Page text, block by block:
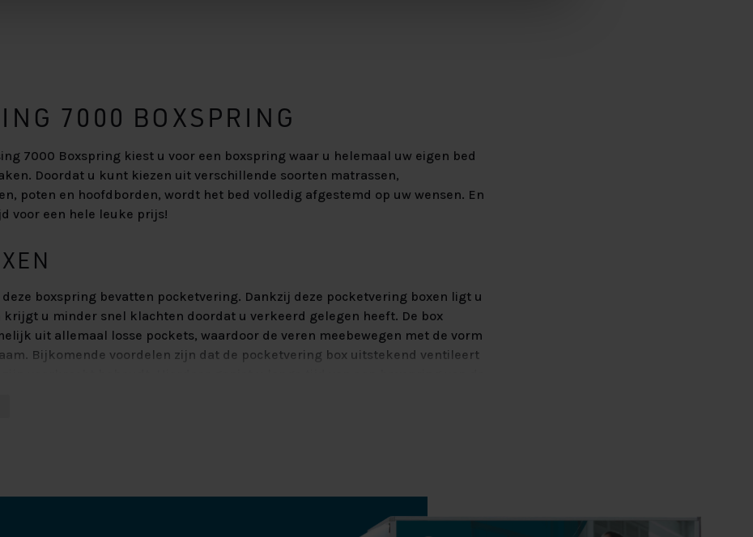
7000 BOXSPRING
7000 Boxspring kiest u voor een boxspring waar u helemaal uw eigen bed
Doordat u kunt kiezen uit verschillende soorten matrassen,
poten en hoofdborden, wordt het bed volledig afgestemd op uw wensen. En
voor een hele leuke prijs!
deze boxspring bevatten pocketvering. Dankzij deze pocketvering boxen ligt u
krijgt u minder snel klachten doordat u verkeerd gelegen heeft. De box
uit allemaal losse pockets, waardoor de veren meebewegen met de vorm
Bijkomende voordelen zijn dat de pocketvering box uitstekend ventileert
u aan het pocketvering matras van de Hälsing 7000. Dit matras bestaat
9 comfortzones. deze zorgen ervoor dat het matras zich optimaal om uw